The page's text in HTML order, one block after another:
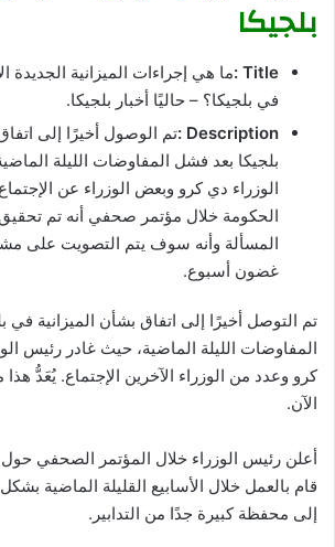
بلجيكا
Title : ما هي إجراءات الميزانية الجديدة
في بلجيكا؟ – حاليًا أخبار بلجيكا.
Description : تم الوصول أخيرًا إلى
بلجيكا بعد فشل المفاوضات الليلة
الوزراء دي كرو وبعض الوزراء عن
الحكومة خلال مؤتمر صحفي أنه تم
المسألة وأنه سوف يتم التصويت على
غضون أسبوع.
تم التوصل أخيرًا إلى اتفاق بشأن الميزانية في
المفاوضات الليلة الماضية، حيث غادر رئيس
كرو وعدد من الوزراء الآخرين الإجتماع. يُعَدُّ هذا
الآن.
أعلن رئيس الوزراء خلال المؤتمر الصحفي حول
قام بالعمل خلال الأسابيع القليلة الماضية
إلى محفظة كبيرة جدًا من التدابير.